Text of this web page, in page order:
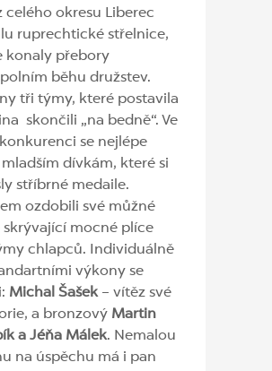
celého okresu Liberec
ruprechtické střelnice,
konaly přebory
běhu družstev.
tři týmy, které postavila
skončili „na bedně“. Ve
se nejlépe
dívkám, které si
stříbrné medaile.
ozdobili své můžné
skrývající mocné plíce
chlapců. Individuálně
výkony se
Michal Šašek– vítěz své
a bronzový Martin
a Jéňa Málek. Nemalou
na úspěchu má i pan